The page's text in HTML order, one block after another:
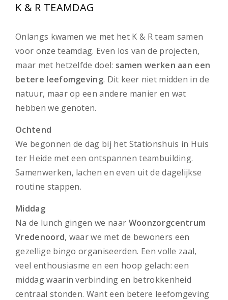
K & R TEAMDAG
Onlangs kwamen we met het K & R team samen
voor onze teamdag. Even los van de projecten,
maar met hetzelfde doel: samen werken aan een
betere leefomgeving. Dit keer niet midden in de
natuur, maar op een andere manier en wat
hebben we genoten.
Ochtend
We begonnen de dag bij het Stationshuis in Huis
ter Heide met een ontspannen teambuilding.
Samenwerken, lachen en even uit de dagelijkse
routine stappen.
Middag
Na de lunch gingen we naar Woonzorgcentrum
Vredenoord, waar we met de bewoners een
gezellige bingo organiseerden. Een volle zaal,
veel enthousiasme en een hoop gelach: een
middag waarin verbinding en betrokkenheid
centraal stonden. Want een betere leefomgeving